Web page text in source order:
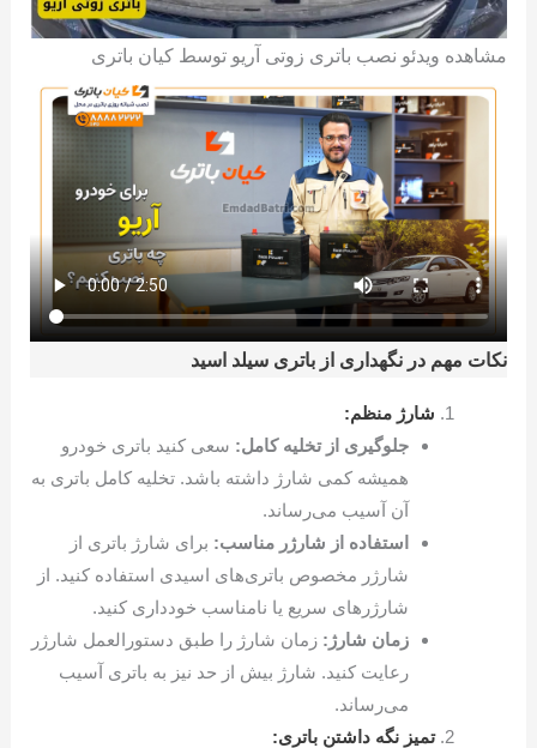
مشاهده ویدئو نصب باتری زوتی آریو توسط کیان باتری
نکات مهم در نگهداری از باتری سیلد اسید
شارژ منظم:
جلوگیری از تخلیه کامل: سعی کنید باتری خودرو
همیشه کمی شارژ داشته باشد. تخلیه کامل باتری به
آن آسیب می‌رساند.
استفاده از شارژر مناسب: برای شارژ باتری از
شارژر مخصوص باتری‌های اسیدی استفاده کنید. از
شارژرهای سریع یا نامناسب خودداری کنید.
زمان شارژ: زمان شارژ را طبق دستورالعمل شارژر
رعایت کنید. شارژ بیش از حد نیز به باتری آسیب
می‌رساند.
تمیز نگه داشتن باتری: